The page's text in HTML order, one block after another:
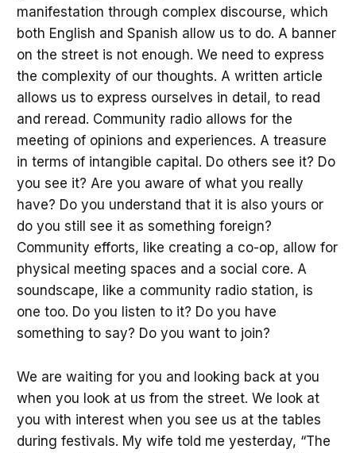
manifestation through complex discourse, which
both English and Spanish allow us to do. A banner
on the street is not enough. We need to express
the complexity of our thoughts. A written article
allows us to express ourselves in detail, to read
and reread. Community radio allows for the
meeting of opinions and experiences. A treasure
in terms of intangible capital. Do others see it? Do
you see it? Are you aware of what you really
have? Do you understand that it is also yours or
do you still see it as something foreign?
Community efforts, like creating a co-op, allow for
physical meeting spaces and a social core. A
soundscape, like a community radio station, is
one too. Do you listen to it? Do you have
something to say? Do you want to join?
We are waiting for you and looking back at you
when you look at us from the street. We look at
you with interest when you see us at the tables
during festivals. My wife told me yesterday, “The